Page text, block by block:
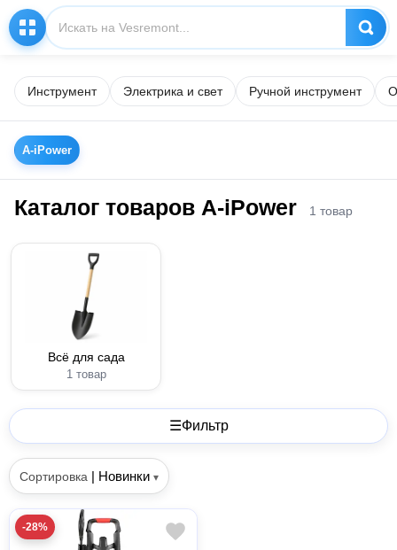
Инструмент Электрика и свет Ручной инструмент
A-iPower
Каталог товаров A-iPower 1 товар
Всё для сада
1 товар
☰Фильтр
Сортировка | Новинки ▾
-28%